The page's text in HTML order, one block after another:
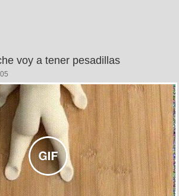
voy a tener pesadillas